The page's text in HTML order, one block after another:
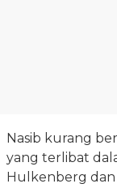
Nasib kurang
yang terlibat
Hulkenberg dan